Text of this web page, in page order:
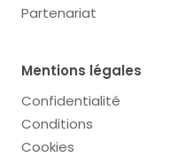
Partenariat
Mentions légales
Confidentialité
Conditions
Cookies